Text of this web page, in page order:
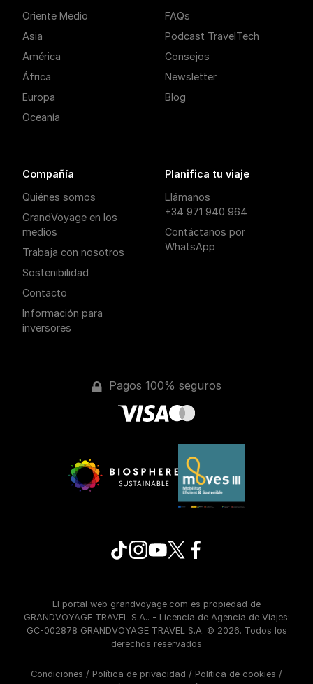
Oriente Medio
Asia
América
África
Europa
Oceanía
FAQs
Podcast TravelTech
Consejos
Newsletter
Blog
Compañía
Quiénes somos
GrandVoyage en los
medios
Trabaja con nosotros
Sostenibilidad
Contacto
Información para
inversores
Planifica tu viaje
Llámanos
+34 971 940 964
Contáctanos por
WhatsApp
Pagos 100% seguros
El portal web grandvoyage.com es propiedad de
GRANDVOYAGE TRAVEL S.A.. - Licencia de Agencia de Viajes:
GC-002878 GRANDVOYAGE TRAVEL S.A. © 2026. Todos los
derechos reservados
Condiciones / Política de privacidad / Política de cookies /